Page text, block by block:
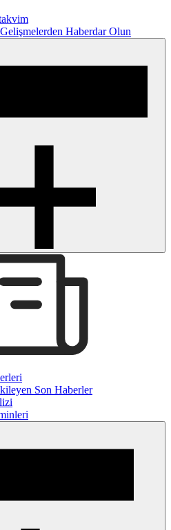
Haberdar Olun
Son Haberler